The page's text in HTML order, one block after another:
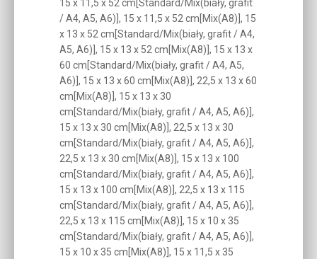
15 x 11,5 x 52 cm[Standard/Mix(biały, grafit
/ A4, A5, A6)], 15 x 11,5 x 52 cm[Mix(A8)], 15
x 13 x 52 cm[Standard/Mix(biały, grafit / A4,
A5, A6)], 15 x 13 x 52 cm[Mix(A8)], 15 x 13 x
60 cm[Standard/Mix(biały, grafit / A4, A5,
A6)], 15 x 13 x 60 cm[Mix(A8)], 22,5 x 13 x 60
cm[Mix(A8)], 15 x 13 x 30
cm[Standard/Mix(biały, grafit / A4, A5, A6)],
15 x 13 x 30 cm[Mix(A8)], 22,5 x 13 x 30
cm[Standard/Mix(biały, grafit / A4, A5, A6)],
22,5 x 13 x 30 cm[Mix(A8)], 15 x 13 x 100
cm[Standard/Mix(biały, grafit / A4, A5, A6)],
15 x 13 x 100 cm[Mix(A8)], 22,5 x 13 x 115
cm[Standard/Mix(biały, grafit / A4, A5, A6)],
22,5 x 13 x 115 cm[Mix(A8)], 15 x 10 x 35
cm[Standard/Mix(biały, grafit / A4, A5, A6)],
15 x 10 x 35 cm[Mix(A8)], 15 x 11,5 x 35